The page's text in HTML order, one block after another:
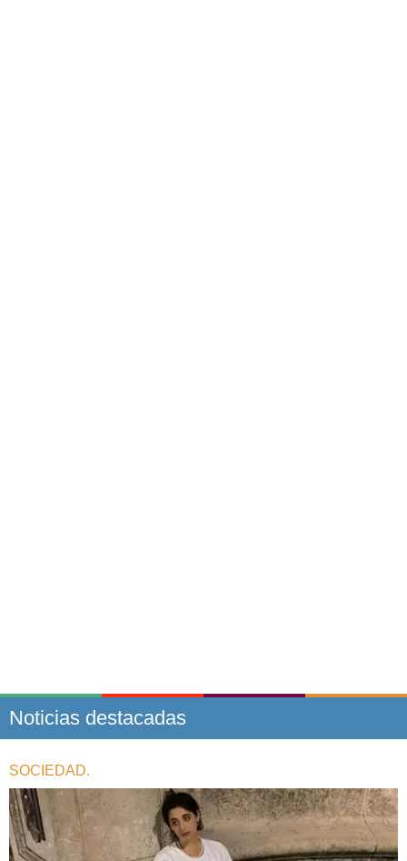
Noticias destacadas
SOCIEDAD.